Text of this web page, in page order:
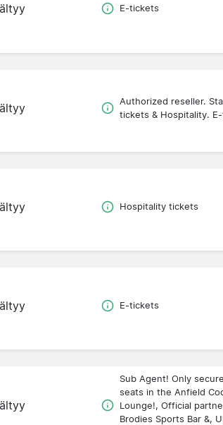
E-tickets
Authorized reseller.
tickets & Hospitality.
Hospitality tickets
E-tickets
Sub Agent! Only
seats in the Anfield
Lounge!, Official
Brodies Sports Bar &,